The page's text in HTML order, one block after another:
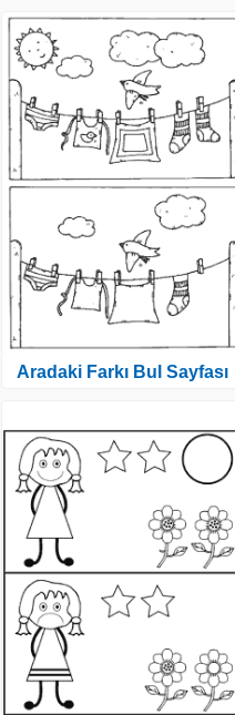
Aradaki Farkı Bul Sayfası